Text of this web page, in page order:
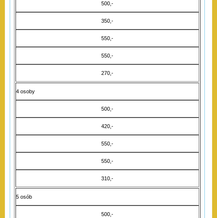
500,-
350,-
550,-
550,-
270,-
4 osoby
500,-
420,-
550,-
550,-
310,-
5 osób
500,-